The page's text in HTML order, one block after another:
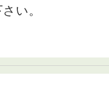
い。